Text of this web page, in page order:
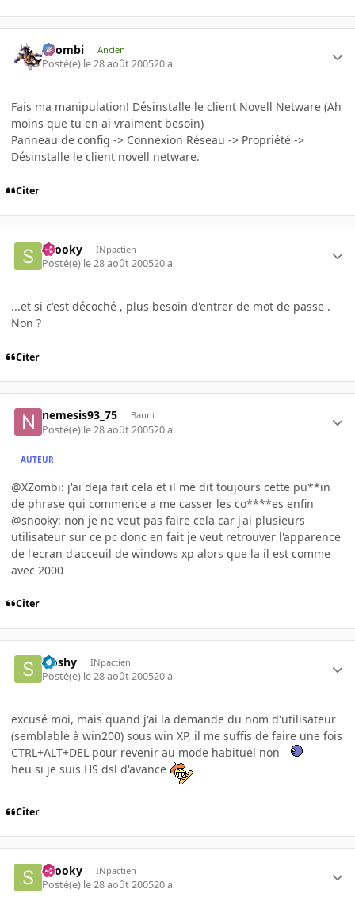
XZombi Ancien
Posté(e) le 28 août 200520 a
Fais ma manipulation! Désinstalle le client Novell Netware (Ah
moins que tu en ai vraiment besoin)
Panneau de config -> Connexion Réseau -> Propriété ->
Désinstalle le client novell netware.
Citer
snooky INpactien
Posté(e) le 28 août 200520 a
...et si c'est décoché , plus besoin d'entrer de mot de passe .
Non ?
Citer
nemesis93_75 Banni
Posté(e) le 28 août 200520 a
AUTEUR
@XZombi: j'ai deja fait cela et il me dit toujours cette pu**in
de phrase qui commence a me casser les co****es enfin
@snooky: non je ne veut pas faire cela car j'ai plusieurs
utilisateur sur ce pc donc en fait je veut retrouver l'apparence
de l'ecran d'acceuil de windows xp alors que la il est comme
avec 2000
Citer
sloshy INpactien
Posté(e) le 28 août 200520 a
excusé moi, mais quand j'ai la demande du nom d'utilisateur
(semblable à win200) sous win XP, il me suffis de faire une fois
CTRL+ALT+DEL pour revenir au mode habituel non
heu si je suis HS dsl d'avance
Citer
snooky INpactien
Posté(e) le 28 août 200520 a